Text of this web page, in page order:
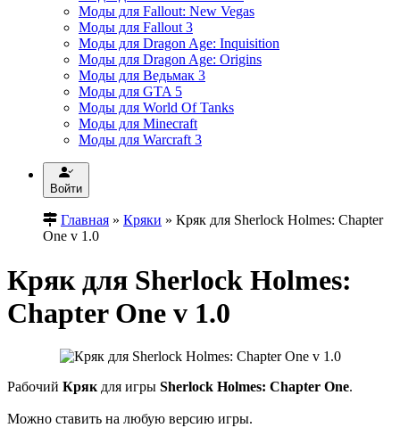
Моды для Fallout: New Vegas
Моды для Fallout 3
Моды для Dragon Age: Inquisition
Моды для Dragon Age: Origins
Моды для Ведьмак 3
Моды для GTA 5
Моды для World Of Tanks
Моды для Minecraft
Моды для Warcraft 3
Войти
Главная » Кряки » Кряк для Sherlock Holmes: Chapter
One v 1.0
Кряк для Sherlock Holmes:
Chapter One v 1.0
Рабочий Кряк для игры Sherlock Holmes: Chapter One.
Можно ставить на любую версию игры.